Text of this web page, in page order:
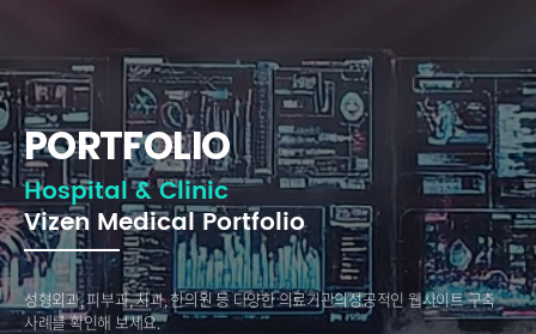
PORTFOLIO
Hospital & Clinic
Vizen Medical Portfolio
성형외과, 피부과, 치과, 한의원 등 다양한 의료기관의성공적인 웹사이트 구축
사례를 확인해 보세요.